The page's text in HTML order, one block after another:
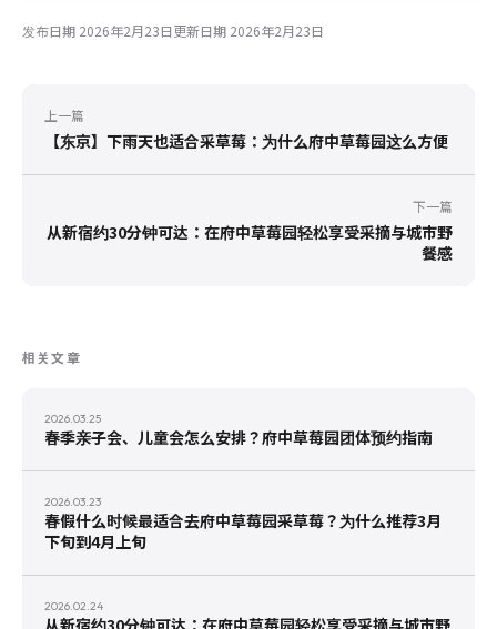
发布日期 2026年2月23日更新日期 2026年2月23日
上一篇
【东京】下雨天也适合采草莓：为什么府中草莓园这么方便
下一篇
从新宿约30分钟可达：在府中草莓园轻松享受采摘与城市野
餐感
相关文章
2026.03.25
春季亲子会、儿童会怎么安排？府中草莓园团体预约指南
2026.03.23
春假什么时候最适合去府中草莓园采草莓？为什么推荐3月
下旬到4月上旬
2026.02.24